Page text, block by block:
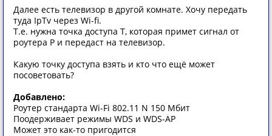
Далее есть телевизор в другой комнате. Хочу передать
туда IpTv через Wi-fi.
Т.е. нужна точка доступа Т, которая примет сигнал от
роутера Р и передаст на телевизор.
Какую точку доступа взять и кто что ещё может
посоветовать?
Добавлено:
Роутер стандарта Wi-Fi 802.11 N 150 Мбит
Поодерживает режимы WDS и WDS-AP
Может это как-то пригодится